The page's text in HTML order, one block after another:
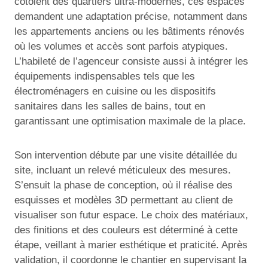
demandent une adaptation précise, notamment dans
les appartements anciens ou les bâtiments rénovés
où les volumes et accès sont parfois atypiques.
L’habileté de l’agenceur consiste aussi à intégrer les
équipements indispensables tels que les
électroménagers en cuisine ou les dispositifs
sanitaires dans les salles de bains, tout en
garantissant une optimisation maximale de la place.
Son intervention débute par une visite détaillée du
site, incluant un relevé méticuleux des mesures.
S’ensuit la phase de conception, où il réalise des
esquisses et modèles 3D permettant au client de
visualiser son futur espace. Le choix des matériaux,
des finitions et des couleurs est déterminé à cette
étape, veillant à marier esthétique et praticité. Après
validation, il coordonne le chantier en supervisant la